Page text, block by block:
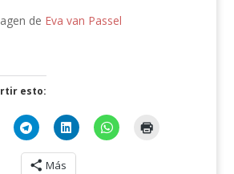
de Eva van Passel
esto:
Más